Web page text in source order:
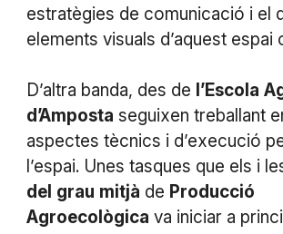
estratègies de comunicació i el
elements visuals d’aquest espai
D’altra banda, des de l’Escola
d’Amposta seguixen treballant
aspectes tècnics i d’execució
l’espai. Unes tasques que els i
del grau mitjà de Producció
Agroecològica va iniciar a